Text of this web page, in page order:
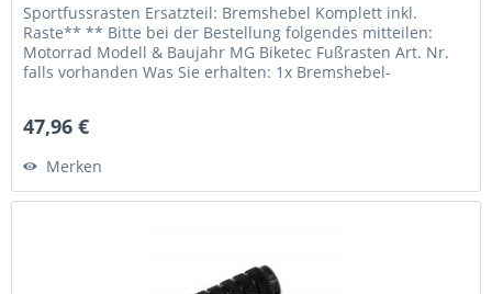
Sportfussrasten Ersatzteil: Bremshebel Komplett inkl.
Raste** ** Bitte bei der Bestellung folgendes mitteilen:
Motorrad Modell & Baujahr MG Biketec Fußrasten Art. Nr.
falls vorhanden Was Sie erhalten: 1x Bremshebel-
47,96 €
Merken